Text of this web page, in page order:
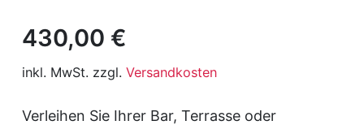
430,00 €
inkl. MwSt. zzgl. Versandkosten
Verleihen Sie Ihrer Bar, Terrasse oder